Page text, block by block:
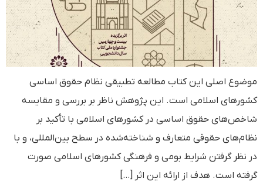
موضوع اصلی این کتاب مطالعه تطبیقی نظام حقوق اساسی
کشورهای اسلامی است. این پژوهش ناظر بر بررسی و مقایسه
شاخص‌های حقوق اساسی در کشورهای اسلامی با تأکید بر
نظام‌های حقوقی متعارف و شناخته‌شده در سطح بین‌المللی، و با
در نظر گرفتن شرایط بومی و فرهنگی کشورهای اسلامی صورت
گرفته است. هدف از ارائه این اثر […]